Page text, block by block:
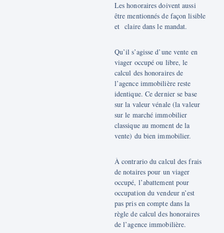
Les honoraires doivent aussi
être mentionnés de façon lisible
et claire dans le mandat.
Qu’il s’agisse d’une vente en
viager occupé ou libre, le
calcul des honoraires de
l’agence immobilière reste
identique. Ce dernier se base
sur la valeur vénale (la valeur
sur le marché immobilier
classique au moment de la
vente) du bien immobilier.
À contrario du calcul des frais
de notaires pour un viager
occupé, l’abattement pour
occupation du vendeur n’est
pas pris en compte dans la
règle de calcul des honoraires
de l’agence immobilière.